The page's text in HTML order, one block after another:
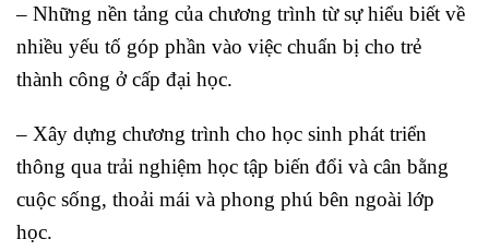
– Những nền tảng của chương trình từ sự hiểu biết về
nhiều yếu tố góp phần vào việc chuẩn bị cho trẻ
thành công ở cấp đại học.
– Xây dựng chương trình cho học sinh phát triển
thông qua trải nghiệm học tập biến đổi và cân bằng
cuộc sống, thoải mái và phong phú bên ngoài lớp
học.